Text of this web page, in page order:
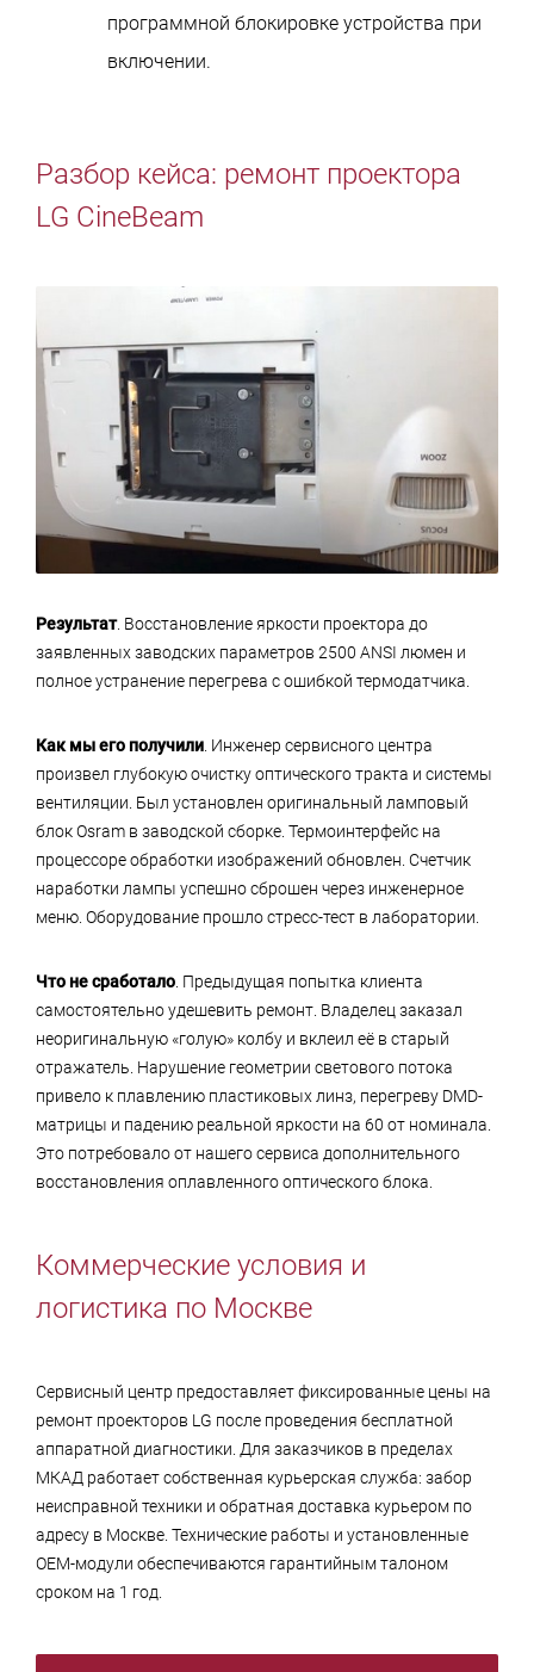
программной блокировке устройства при
включении.
Разбор кейса: ремонт проектора
LG CineBeam
Результат. Восстановление яркости проектора до
заявленных заводских параметров 2500 ANSI люмен и
полное устранение перегрева с ошибкой термодатчика.
Как мы его получили. Инженер сервисного центра
произвел глубокую очистку оптического тракта и системы
вентиляции. Был установлен оригинальный ламповый
блок Osram в заводской сборке. Термоинтерфейс на
процессоре обработки изображений обновлен. Счетчик
наработки лампы успешно сброшен через инженерное
меню. Оборудование прошло стресс-тест в лаборатории.
Что не сработало. Предыдущая попытка клиента
самостоятельно удешевить ремонт. Владелец заказал
неоригинальную «голую» колбу и вклеил её в старый
отражатель. Нарушение геометрии светового потока
привело к плавлению пластиковых линз, перегреву DMD-
матрицы и падению реальной яркости на 60 от номинала.
Это потребовало от нашего сервиса дополнительного
восстановления оплавленного оптического блока.
Коммерческие условия и
логистика по Москве
Сервисный центр предоставляет фиксированные цены на
ремонт проекторов LG после проведения бесплатной
аппаратной диагностики. Для заказчиков в пределах
МКАД работает собственная курьерская служба: забор
неисправной техники и обратная доставка курьером по
адресу в Москве. Технические работы и установленные
OEM-модули обеспечиваются гарантийным талоном
сроком на 1 год.